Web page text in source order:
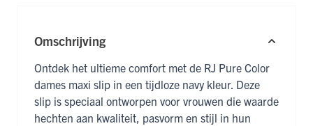
Omschrijving
Ontdek het ultieme comfort met de RJ Pure Color
dames maxi slip in een tijdloze navy kleur. Deze
slip is speciaal ontworpen voor vrouwen die waarde
hechten aan kwaliteit, pasvorm en stijl in hun